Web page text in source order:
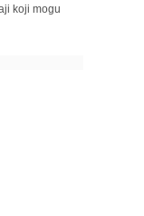
koji mogu